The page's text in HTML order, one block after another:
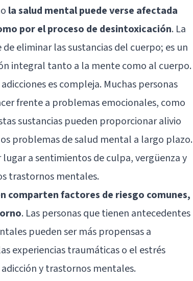
la salud mental puede verse afectada
por el proceso de desintoxicación. La
eliminar las sustancias del cuerpo; es un
integral tanto a la mente como al cuerpo.
es compleja. Muchas personas
frente a problemas emocionales, como
sustancias pueden proporcionar alivio
problemas de salud mental a largo plazo.
a sentimientos de culpa, vergüenza y
trastornos mentales.
comparten factores de riesgo comunes,
. Las personas que tienen antecedentes
pueden ser más propensas a
experiencias traumáticas o el estrés
y trastornos mentales.